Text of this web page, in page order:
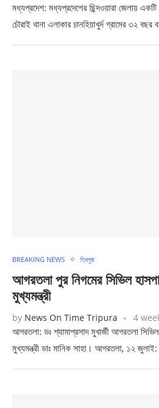
মধ্যপ্রদেশ: মধ্যপ্রদেশের ছিন্দওয়ারা জেলায়
চৌরাই থানা এলাকার চানহিয়াখুর্দ গ্রামের ৩২ বছর
BREAKING NEWS ত্রিপুরা
আগরতলা পুর নিগমের সিভিল
মুখ্যমন্ত্রী
by News On Time Tripura 4
আগরতলা: ডঃ শ্যামাপ্রসাদ মুখার্জী আগরতলা
মুখ্যমন্ত্রী ডাঃ মানিক সাহা। আগরতলা, ১২